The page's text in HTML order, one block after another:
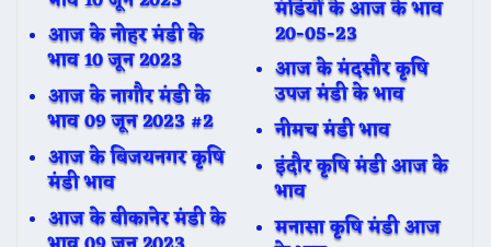
आज के नोहर मंडी के
भाव 10 जून 2023
आज के नागौर मंडी के
भाव 09 जून 2023 #2
आज के बिजयनगर कृषि
मंडी भाव
आज के बीकानेर मंडी के
मंडियों के आज के भाव
20-05-23
आज के मंदसौर कृषि
उपज मंडी के भाव
नीमच मंडी भाव
इंदौर कृषि मंडी आज के
भाव
मनासा कृषि मंडी आज